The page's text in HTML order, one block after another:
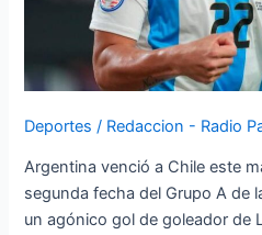
Deportes / Redaccion - Radio
Argentina venció a Chile este
segunda fecha del Grupo A de
un agónico gol de goleador de